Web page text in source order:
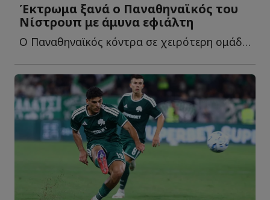
Έκτρωμα ξανά ο Παναθηναϊκός του
Νίστρουπ με άμυνα εφιάλτη
Ο Παναθηναϊκός κόντρα σε χειρότερη ομάδα από την Πάκσι ή...